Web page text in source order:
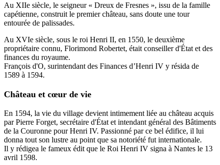
Au XIIe siècle, le seigneur « Dreux de Fresnes », issu de la famille
capétienne, construit le premier château, sans doute une tour
entourée de palissades.
Au XVIe siècle, sous le roi Henri II, en 1550, le deuxième
propriétaire connu, Florimond Robertet, était conseiller d'État et des
finances du royaume.
François d'O, surintendant des Finances d’Henri IV y résida de
1589 à 1594.
Château et cœur de vie
En 1594, la vie du village devient intimement liée au château acquis
par Pierre Forget, secrétaire d'État et intendant général des Bâtiments
de la Couronne pour Henri IV. Passionné par ce bel édifice, il lui
donna tout son lustre au point que sa notoriété fut internationale.
Il y rédigea le fameux édit que le Roi Henri IV signa à Nantes le 13
avril 1598.